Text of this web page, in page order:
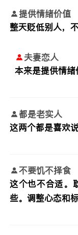
提供情绪价值
整天贬低别人，
夫妻恋人
本来是提供情绪
都是老实人
这两个都是喜欢
不要饥不择食
这个也不合适。
些。调整心态和